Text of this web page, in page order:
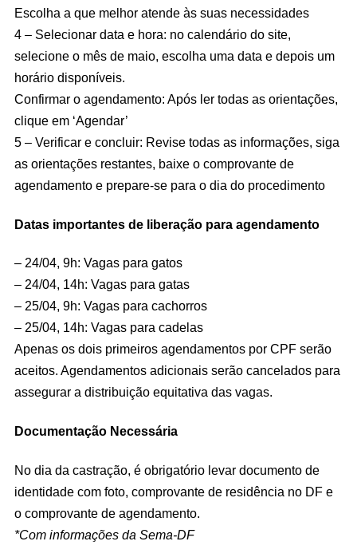
Escolha a que melhor atende às suas necessidades
4 – Selecionar data e hora: no calendário do site,
selecione o mês de maio, escolha uma data e depois um
horário disponíveis.
Confirmar o agendamento: Após ler todas as orientações,
clique em ‘Agendar’
5 – Verificar e concluir: Revise todas as informações, siga
as orientações restantes, baixe o comprovante de
agendamento e prepare-se para o dia do procedimento
Datas importantes de liberação para agendamento
– 24/04, 9h: Vagas para gatos
– 24/04, 14h: Vagas para gatas
– 25/04, 9h: Vagas para cachorros
– 25/04, 14h: Vagas para cadelas
Apenas os dois primeiros agendamentos por CPF serão
aceitos. Agendamentos adicionais serão cancelados para
assegurar a distribuição equitativa das vagas.
Documentação Necessária
No dia da castração, é obrigatório levar documento de
identidade com foto, comprovante de residência no DF e
o comprovante de agendamento.
*Com informações da Sema-DF